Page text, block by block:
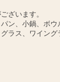
ざいます。
ン、小鍋、ボ
ラス、ワイン